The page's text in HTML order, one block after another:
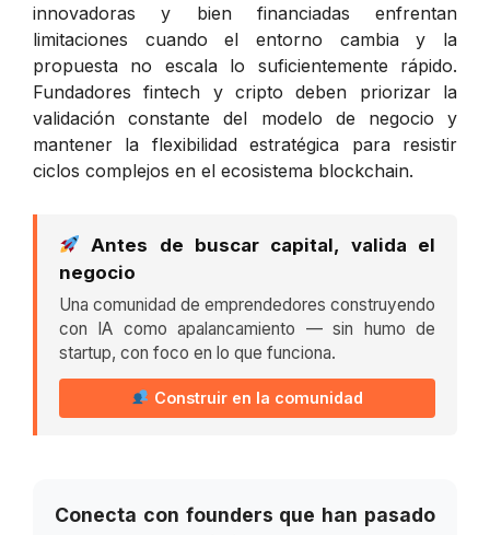
innovadoras y bien financiadas enfrentan
limitaciones cuando el entorno cambia y la
propuesta no escala lo suficientemente rápido.
Fundadores fintech y cripto deben priorizar la
validación constante del modelo de negocio y
mantener la flexibilidad estratégica para resistir
ciclos complejos en el ecosistema blockchain.
Antes de buscar capital, valida el
negocio
Una comunidad de emprendedores construyendo
con IA como apalancamiento — sin humo de
startup, con foco en lo que funciona.
Construir en la comunidad
Conecta con founders que han pasado